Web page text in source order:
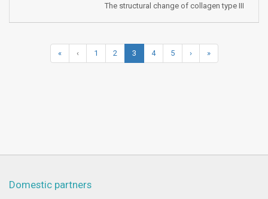
Kyungju, Korea.
The structural change of collagen type III
59th Anniversary Congress of the Korean
Society of Otolaryngology, 1997, Kyungju,
« ‹ 1 2 3 4 5 › »
Domestic partners